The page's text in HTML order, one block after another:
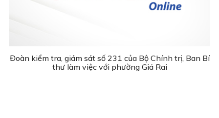
Đoàn kiểm tra, giám sát số 231 của Bộ Chính trị, Ban Bí
thư làm việc với phường Giá Rai